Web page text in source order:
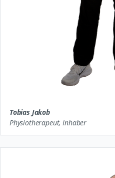
Tobias Jakob
Physiotherapeut, Inhaber